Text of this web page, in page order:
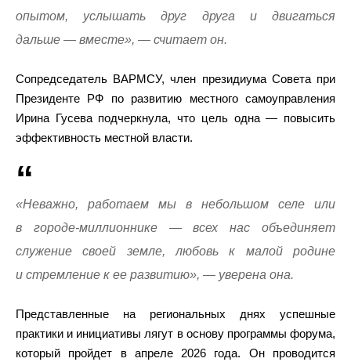
опытом, услышать друг друга и двигаться
дальше — вместе», — считает он.
Сопредседатель ВАРМСУ, член президиума Совета при
Президенте РФ по развитию местного самоуправления
Ирина Гусева подчеркнула, что цель одна — повысить
эффективность местной власти.
«Неважно, работаем мы в небольшом селе или
в городе-миллионнике — всех нас объединяет
служение своей земле, любовь к малой родине
и стремление к ее развитию», — уверена она.
Представленные на региональных днях успешные
практики и инициативы лягут в основу программы форума,
который пройдет в апреле 2026 года. Он проводится